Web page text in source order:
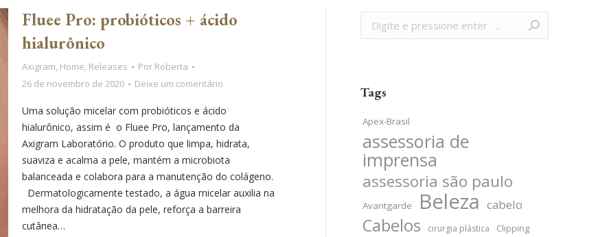
Fluee Pro: probióticos + ácido
hialurônico
Axigram, Home, Releases Por Roberta
26 de novembro de 2020
Deixe um comentário
Uma solução micelar com probióticos e ácido
hialurônico, assim é o Fluee Pro, lançamento da
Axigram Laboratório. O produto que limpa, hidrata,
suaviza e acalma a pele, mantém a microbiota
balanceada e colabora para a manutenção do colágeno.
Dermatologicamente testado, a água micelar auxilia na
melhora da hidratação da pele, reforça a barreira
cutânea…
Search:
Tags
Apex-Brasil
assessoria de
imprensa
assessoria são paulo
Avantgarde Beleza cabelo
Cabelos cirurgia plástica Clipping